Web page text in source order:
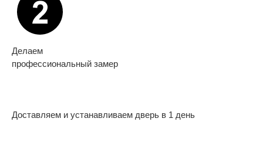
Делаем
профессиональный замер
Доставляем и устанавливаем дверь в 1 день